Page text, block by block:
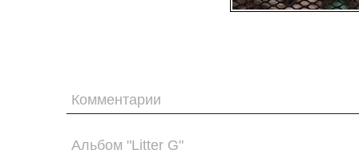
Комментарии
Альбом "Litter G"